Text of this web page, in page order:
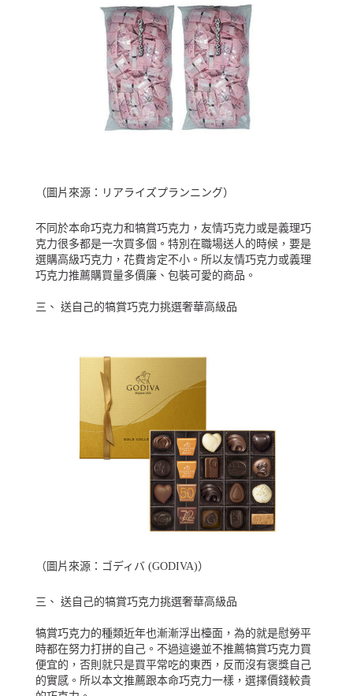
（圖片來源： リアライズプランニング ）
不同於本命巧克力和犒賞巧克力，友情巧克力或是義理巧
克力很多都是一次買多個。特別在職場送人的時候，要是
選購高級巧克力，花費肯定不小。所以友情巧克力或義理
巧克力推薦購買量多價廉、包裝可愛的商品。
三、 送自己的犒賞巧克力挑選奢華高級品
（圖片來源： ゴディバ (GODIVA)）
三、 送自己的犒賞巧克力挑選奢華高級品
犒賞巧克力的種類近年也漸漸浮出檯面，為的就是慰勞平
時都在努力打拼的自己。不過這邊並不推薦犒賞巧克力買
便宜的，否則就只是買平常吃的東西，反而沒有褒獎自己
的實感。所以本文推薦跟本命巧克力一樣，選擇價錢較貴